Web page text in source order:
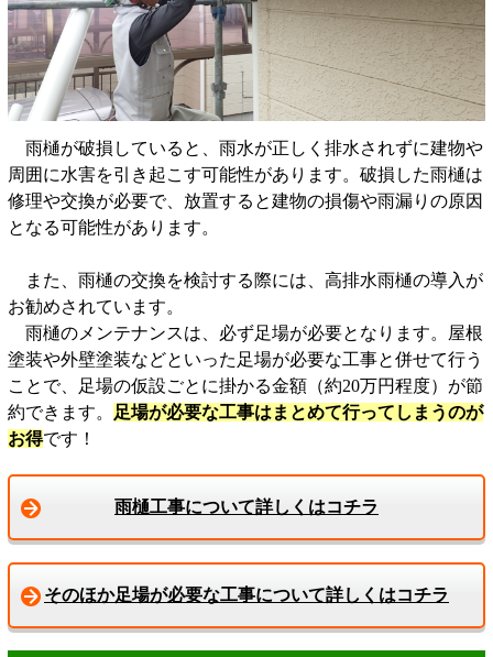
雨樋が破損していると、雨水が正しく排水されずに建物や
周囲に水害を引き起こす可能性があります。破損した雨樋は
修理や交換が必要で、放置すると建物の損傷や雨漏りの原因
となる可能性があります。
また、雨樋の交換を検討する際には、高排水雨樋の導入が
お勧めされています。
雨樋のメンテナンスは、必ず足場が必要となります。屋根
塗装や外壁塗装などといった足場が必要な工事と併せて行う
ことで、足場の仮設ごとに掛かる金額（約20万円程度）が節
約できます。
足場が必要な工事はまとめて行ってしまうのが
お得です！
雨樋工事について詳しくはコチラ
そのほか足場が必要な工事について詳しくはコチラ